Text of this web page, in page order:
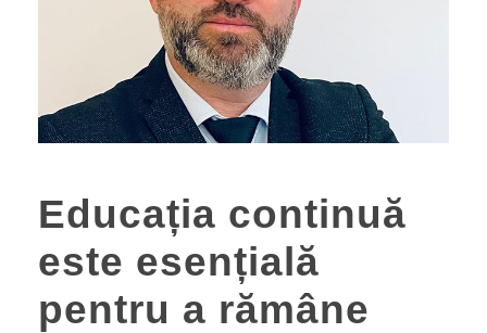
Educația continuă
este esențială
pentru a rămâne